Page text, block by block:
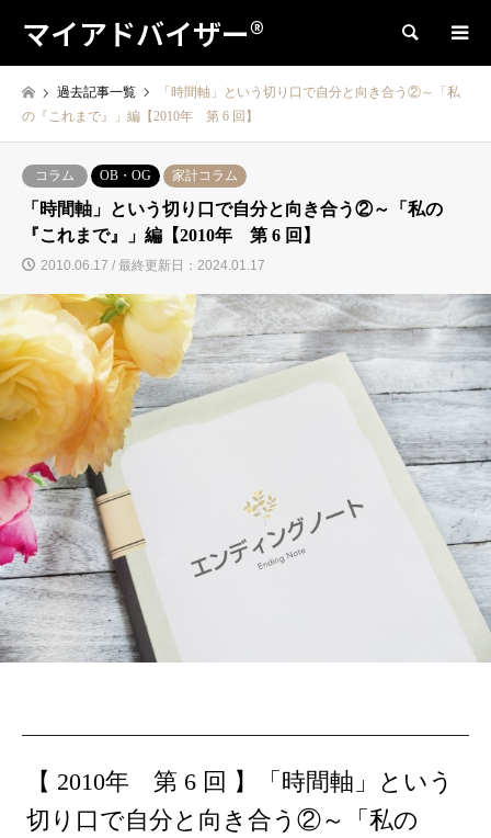
マイアドバイザー® 検索
過去記事一覧
「時間軸」という切り口で自分と向き合う②～「私
の『これまで』」編【2010年 第 6 回】
コラム OB・OG 家計コラム
「時間軸」という切り口で自分と向き合う②～「私の
『これまで』」編【2010年 第 6 回】
2010.06.17 / 最終更新日：2024.01.17
【 2010年 第 6 回 】
「時間軸」という
切り口で自分と向き合う②～「私の